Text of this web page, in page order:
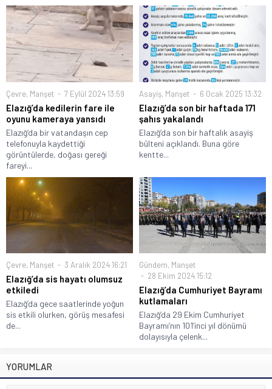
Çevre, Manşet 7 Eylül 2024 13:59
Elazığ’da kedilerin fare ile
oyunu kameraya yansıdı
Elazığ‘da bir vatandaşın cep
telefonuyla kaydettiği
görüntülerde, doğası gereği
fareyi...
Asayiş, Manşet 6 Ocak 2025 13:32
Elazığ’da son bir haftada 171
şahıs yakalandı
Elazığ’da son bir haftalık asayiş
bülteni açıklandı. Buna göre
kentte...
Çevre, Manşet 3 Aralık 2024 16:21
Elazığ’da sis hayatı olumsuz
etkiledi
Elazığ’da gece saatlerinde yoğun
sis etkili olurken, görüş mesafesi
de...
Gündem, Manşet
28 Ekim 2024 15:12
Elazığ’da Cumhuriyet Bayramı
kutlamaları
Elazığ’da 29 Ekim Cumhuriyet
Bayramı’nın 101’inci yıl dönümü
dolayısıyla çelenk...
YORUMLAR